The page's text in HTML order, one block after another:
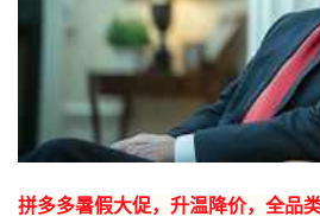
拼多多暑假大促，升温降价，全品